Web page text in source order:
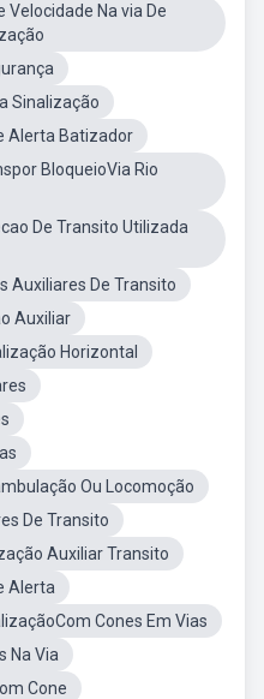
Velocidade Na via De
Sinalização
Alerta Batizador
BloqueioVia Rio
De Transito Utilizada
Auxiliares De Transito
Auxiliar
Horizontal
Ou Locomoção
De Transito
Auxiliar Transito
Alerta
Cones Em Vias
Na Via
Cone